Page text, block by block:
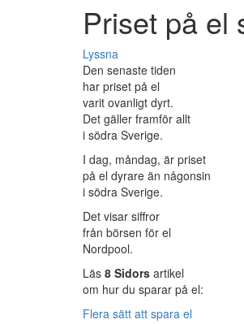
Priset på el
Lyssna
Den senaste tiden
har priset på el
varit ovanligt dyrt.
Det gäller framför allt
i södra Sverige.
I dag, måndag, är priset
på el dyrare än någonsin
i södra Sverige.
Det visar siffror
från börsen för el
Nordpool.
Läs 8 Sidors artikel
om hur du sparar på el:
Flera sätt att spara el